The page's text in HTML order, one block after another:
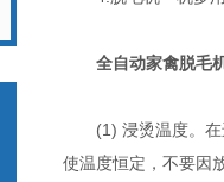
全自动家禽脱毛
(1) 浸烫温度。在进
使温度恒定，不要因